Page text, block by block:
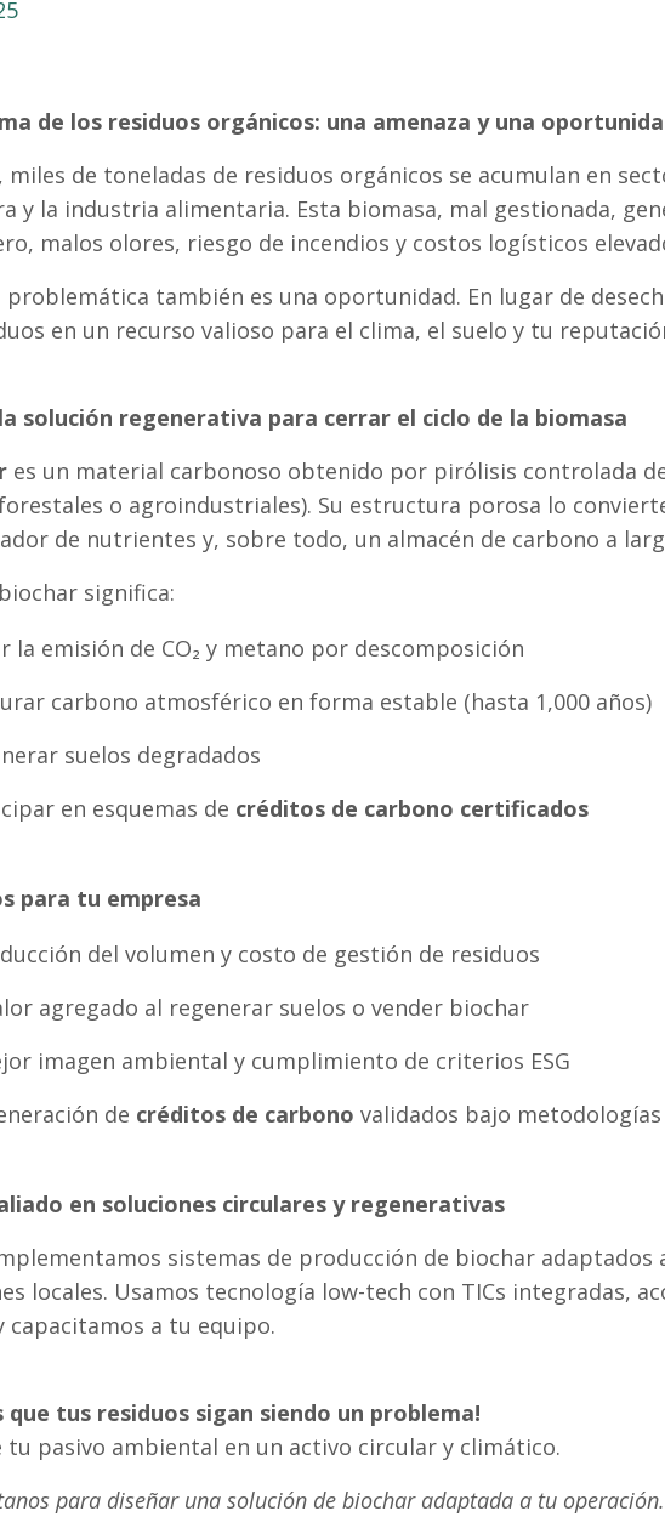
de los residuos orgánicos: una amenaza y una
miles de toneladas de residuos orgánicos se acumulan en
y la industria alimentaria. Esta biomasa, mal gestionada,
malos olores, riesgo de incendios y costos logísticos
problemática también es una oportunidad. En lugar de
en un recurso valioso para el clima, el suelo y tu
solución regenerativa para cerrar el ciclo de la biomasa
es un material carbonoso obtenido por pirólisis controlada
o agroindustriales). Su estructura porosa lo
de nutrientes y, sobre todo, un almacén de carbono a
significa:
la emisión de CO₂ y metano por descomposición
carbono atmosférico en forma estable (hasta 1,000 años)
suelos degradados
en esquemas de créditos de carbono certificados
para tu empresa
del volumen y costo de gestión de residuos
agregado al regenerar suelos o vender biochar
imagen ambiental y cumplimiento de criterios ESG
de créditos de carbono validados bajo metodologías
en soluciones circulares y regenerativas
implementamos sistemas de producción de biochar
locales. Usamos tecnología low-tech con TICs integradas,
capacitamos a tu equipo.
que tus residuos sigan siendo un problema!
tu pasivo ambiental en un activo circular y climático.
para diseñar una solución de biochar adaptada a tu operación.